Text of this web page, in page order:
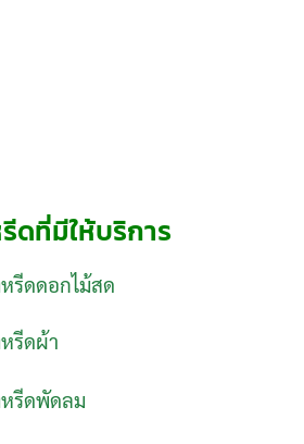
ดที่มีให้บริการ
รีดดอกไม้สด
รีดผ้า
รีดพัดลม